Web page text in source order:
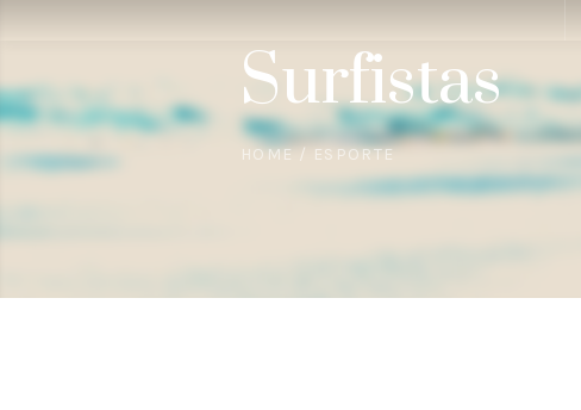
Surfistas
HOME / ESPORTE